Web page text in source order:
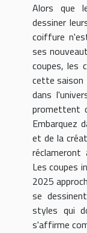
Alors que
dessiner
coiffure
ses
coupes, les
cette saison
dans
promettent
Embarquez
et de la
réclameront
Les coupes
2025
se
styles qui
s'affirme